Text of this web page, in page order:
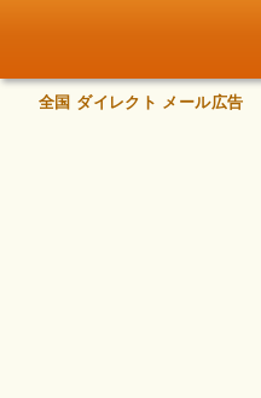
全国 ダイレクト メール広告